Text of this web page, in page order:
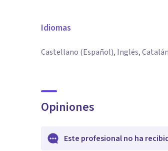
Idiomas
Castellano (Español), Inglés, Catalán
Opiniones
Este profesional no ha